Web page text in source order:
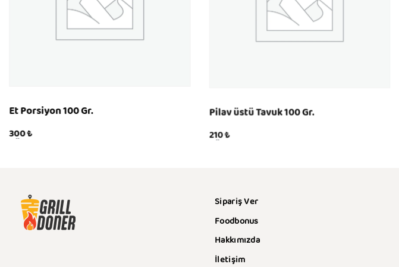
Et Porsiyon 100 Gr.
300₺
KÖP
Pilav üstü Tavuk 100 Gr.
210₺
KÖP
Sipariş Ver
Foodbonus
Hakkımızda
İletişim